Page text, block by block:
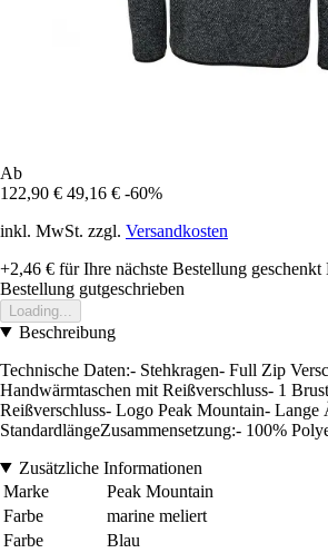
Ab
122,90 € 49,16 € -60%
inkl. MwSt. zzgl. Versandkosten
+2,46 € für Ihre nächste Bestellung geschenkt
Bestellung gutgeschrieben
Loading...
Beschreibung
Technische Daten:- Stehkragen- Full Zip
Handwärmtaschen mit Reißverschluss- 1
Reißverschluss- Logo Peak Mountain- Lange
StandardlängeZusammensetzung:- 100%
Zusätzliche Informationen
Marke
Peak Mountain
Farbe
marine meliert
Farbe
Blau